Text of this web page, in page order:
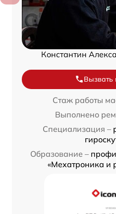
Константин
Вызвать
Стаж работы
Выполнено
Специализация –
Образование –
«Мехатроника и